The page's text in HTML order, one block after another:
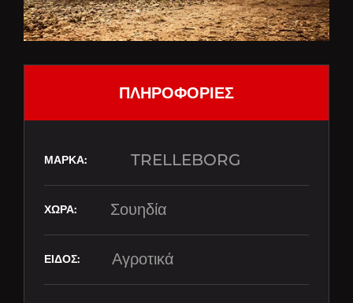
ΠΛΗΡΟΦΟΡΙΕΣ
TRELLEBORG
Σουηδία
Αγροτικά